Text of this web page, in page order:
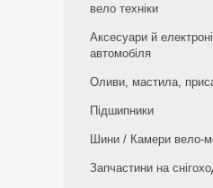
вело техніки
Аксесуари й
автомобіля
Оливи, мастила,
Підшипники
Шини / Камери вело-
Запчастини на